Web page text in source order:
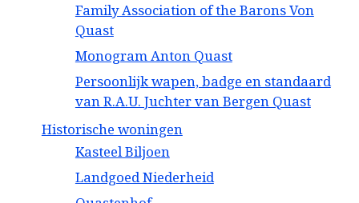
Family Association of the Barons Von
Quast
Monogram Anton Quast
Persoonlijk wapen, badge en standaard
van R.A.U. Juchter van Bergen Quast
Historische woningen
Kasteel Biljoen
Landgoed Niederheid